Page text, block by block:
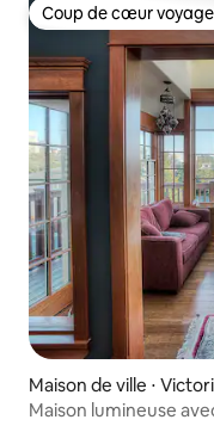
Coup de cœur
Coup de cœur
Maison de ville ⋅
Maison lumineuse